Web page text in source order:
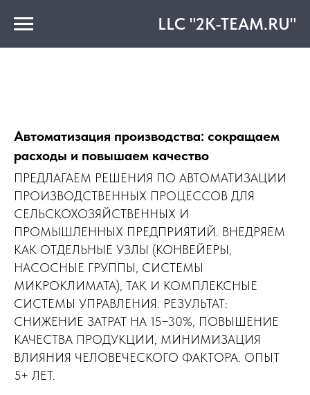
LLC "2K-TEAM.RU"
Автоматизация производства: сокращаем
расходы и повышаем качество
ПРЕДЛАГАЕМ РЕШЕНИЯ ПО АВТОМАТИЗАЦИИ
ПРОИЗВОДСТВЕННЫХ ПРОЦЕССОВ ДЛЯ
СЕЛЬСКОХОЗЯЙСТВЕННЫХ И
ПРОМЫШЛЕННЫХ ПРЕДПРИЯТИЙ. ВНЕДРЯЕМ
КАК ОТДЕЛЬНЫЕ УЗЛЫ (КОНВЕЙЕРЫ,
НАСОСНЫЕ ГРУППЫ, СИСТЕМЫ
МИКРОКЛИМАТА), ТАК И КОМПЛЕКСНЫЕ
СИСТЕМЫ УПРАВЛЕНИЯ. РЕЗУЛЬТАТ:
СНИЖЕНИЕ ЗАТРАТ НА 15−30%, ПОВЫШЕНИЕ
КАЧЕСТВА ПРОДУКЦИИ, МИНИМИЗАЦИЯ
ВЛИЯНИЯ ЧЕЛОВЕЧЕСКОГО ФАКТОРА. ОПЫТ
5+ ЛЕТ.